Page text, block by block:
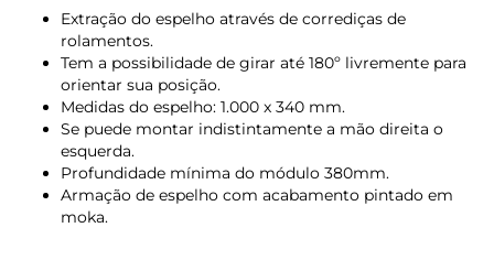
Extração do espelho através de corrediças de
rolamentos.
Tem a possibilidade de girar até 180º livremente para
orientar sua posição.
Medidas do espelho: 1.000 x 340 mm.
Se puede montar indistintamente a mão direita o
esquerda.
Profundidade mínima do módulo 380mm.
Armação de espelho com acabamento pintado em
moka.